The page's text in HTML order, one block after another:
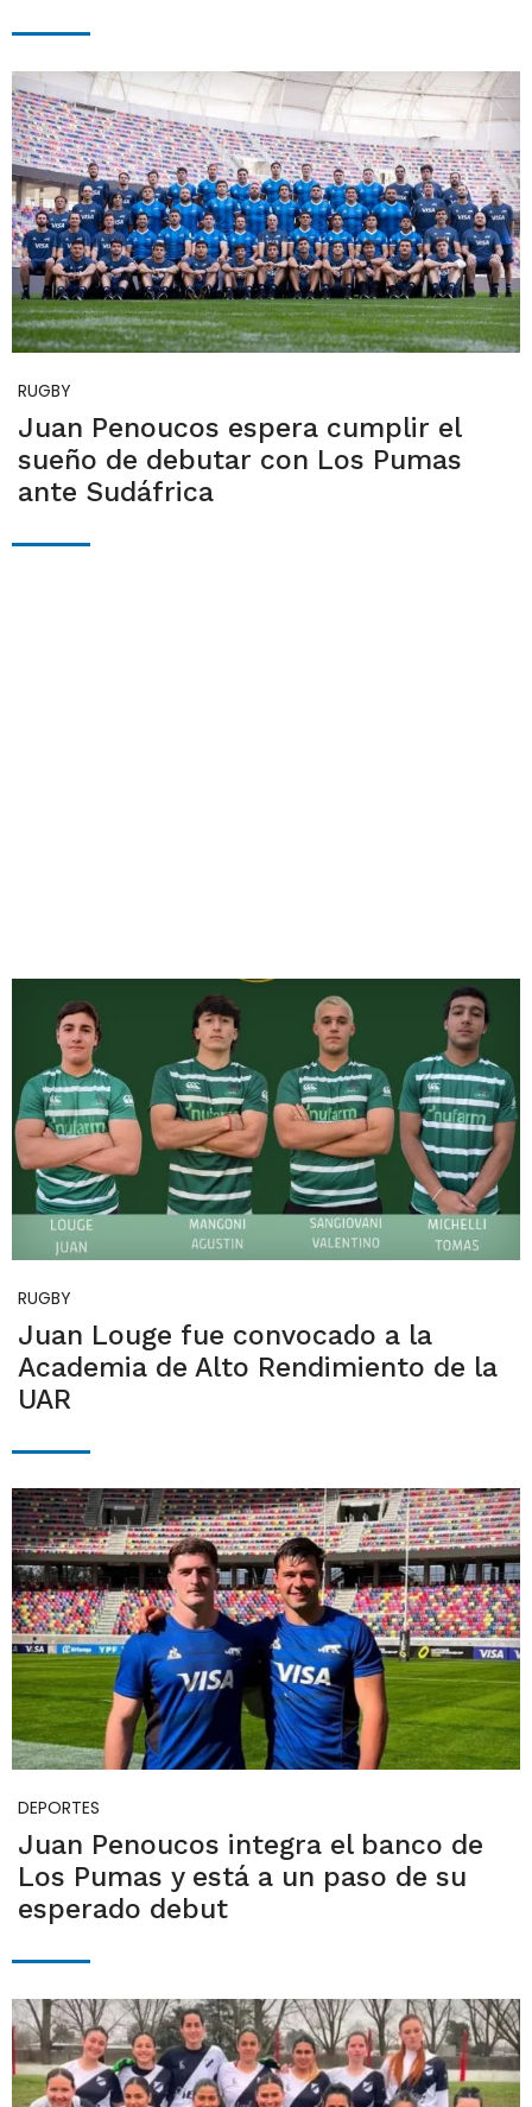
RUGBY
Juan Penoucos espera cumplir el
sueño de debutar con Los Pumas
ante Sudáfrica
RUGBY
Juan Louge fue convocado a la
Academia de Alto Rendimiento de la
UAR
DEPORTES
Juan Penoucos integra el banco de
Los Pumas y está a un paso de su
esperado debut